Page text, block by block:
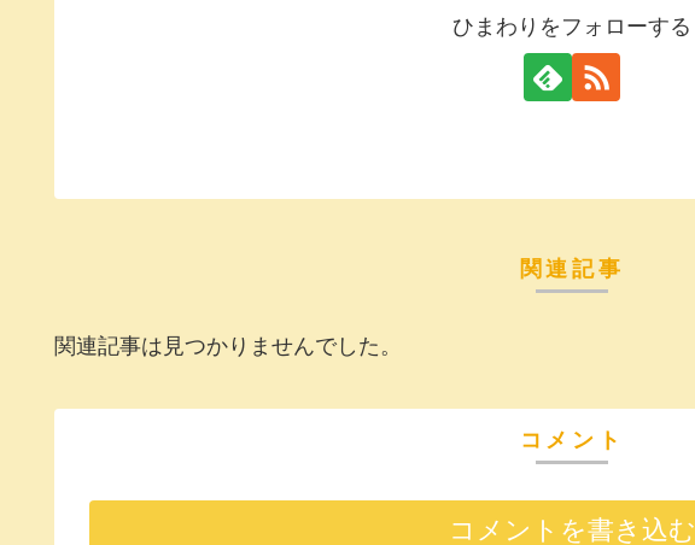
ひまわりをフォローする
関連記事
関連記事は見つかりませんでした。
コメント
コメントを書き込む